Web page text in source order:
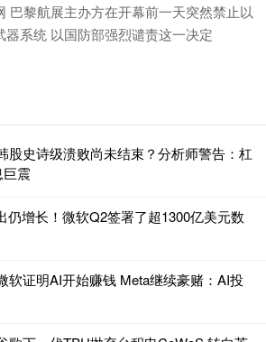
巴黎航展主办方在开幕前一天突然禁止以
系统 以国防部强烈谴责这一决定
股史诗级溃败尚未结束？分析师警告：杠
震
仍增长！微软Q2签署了超1300亿美元数
软证明AI开始赚钱 Meta继续豪赌：AI投